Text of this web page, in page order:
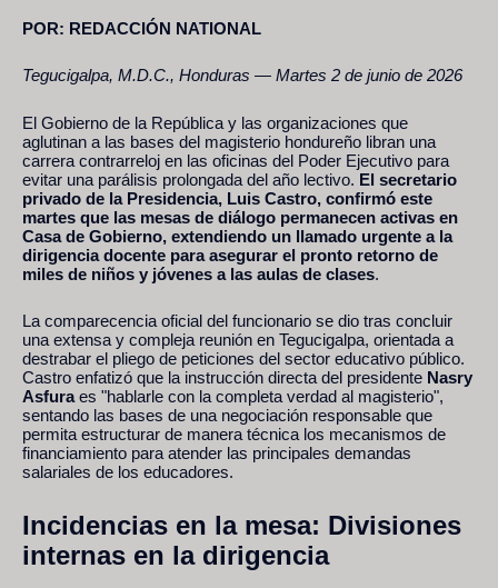
POR: REDACCIÓN NATIONAL
Tegucigalpa, M.D.C., Honduras — Martes 2 de junio de 2026
El Gobierno de la República y las organizaciones que
aglutinan a las bases del magisterio hondureño libran una
carrera contrarreloj en las oficinas del Poder Ejecutivo para
evitar una parálisis prolongada del año lectivo. El secretario
privado de la Presidencia, Luis Castro, confirmó este
martes que las mesas de diálogo permanecen activas en
Casa de Gobierno, extendiendo un llamado urgente a la
dirigencia docente para asegurar el pronto retorno de
miles de niños y jóvenes a las aulas de clases.
La comparecencia oficial del funcionario se dio tras concluir
una extensa y compleja reunión en Tegucigalpa, orientada a
destrabar el pliego de peticiones del sector educativo público.
Castro enfatizó que la instrucción directa del presidente Nasry
Asfuraes "hablarle con la completa verdad al magisterio",
sentando las bases de una negociación responsable que
permita estructurar de manera técnica los mecanismos de
financiamiento para atender las principales demandas
salariales de los educadores.
Incidencias en la mesa: Divisiones
internas en la dirigencia